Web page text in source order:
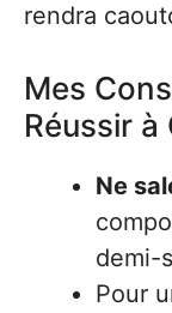
rendra
Mes
Réussir à
Ne
demi-
Pour